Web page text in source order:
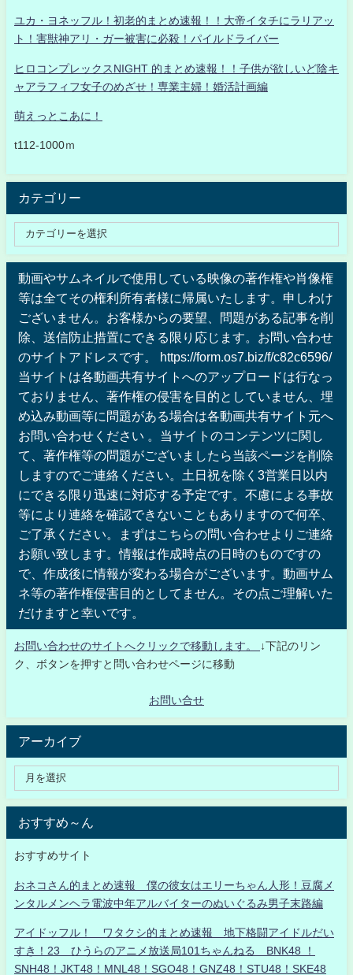
ユカ・ヨネッフル！初老的まとめ速報！！大帝イタチにラリアッ
ト！害獣神アリ・ガー被害に必殺！パイルドライバー
ヒロコンプレックスNIGHT 的まとめ速報！！子供が欲しいど陰キ
ャアラフィフ女子のめざせ！専業主婦！婚活計画編
萌えっとこあに！
t112-1000ｍ
カテゴリー
動画やサムネイルで使用している映像の著作権や肖像権
等は全てその権利所有者様に帰属いたします。申しわけ
ございません。お客様からの要望、問題がある記事を削
除、送信防止措置にできる限り応じます。お問い合わせ
のサイトアドレスです。 https://form.os7.biz/f/c82c6596/
当サイトは各動画共有サイトへのアップロードは行なっ
ておりません、著作権の侵害を目的としていません、埋
め込み動画等に問題がある場合は各動画共有サイト元へ
お問い合わせください 。当サイトのコンテンツに関し
て、著作権等の問題がございましたら当該ページを削除
しますのでご連絡ください。土日祝を除く3営業日以内
にできる限り迅速に対応する予定です。不慮による事故
等により連絡を確認できないこともありますので何卒、
ご了承ください。まずはこちらの問い合わせよりご連絡
お願い致します。情報は作成時点の日時のものですの
で、作成後に情報が変わる場合がございます。動画サム
ネ等の著作権侵害目的としてません。その点ご理解いた
だけますと幸いです。
お問い合わせのサイトへクリックで移動します。
↓下記のリン
ク、ボタンを押すと問い合わせページに移動
お問い合せ
アーカイブ
おすすめ～ん
おすすめサイト
おネコさん的まとめ速報 僕の彼女はエリーちゃん人形！豆腐メ
ンタルメンヘラ電波中年アルバイターのぬいぐるみ男子末路編
アイドッフル！ ワタクシ的まとめ速報 地下格闘アイドルだい
すき！23 ひうらのアニメ放送局101ちゃんねる BNK48 ！
SNH48！JKT48！MNL48！SGO48！GNZ48！STU48！SKE48